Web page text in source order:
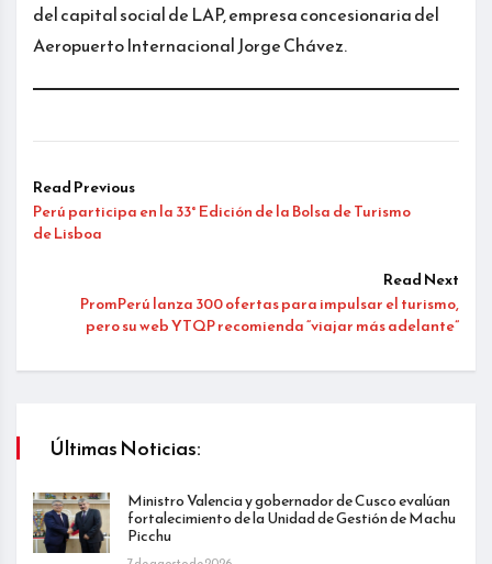
del capital social de LAP, empresa concesionaria del
Aeropuerto Internacional Jorge Chávez.
Read Previous
Perú participa en la 33° Edición de la Bolsa de Turismo
de Lisboa
Read Next
PromPerú lanza 300 ofertas para impulsar el turismo,
pero su web YTQP recomienda “viajar más adelante”
Últimas Noticias:
Ministro Valencia y gobernador de Cusco evalúan
fortalecimiento de la Unidad de Gestión de Machu
Picchu